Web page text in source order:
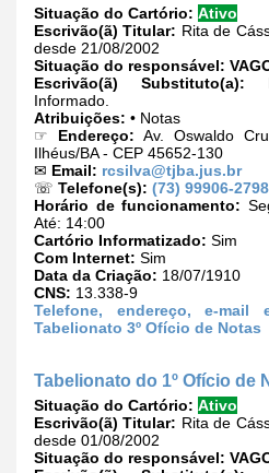
Situação do Cartório: Ativo
Escrivão(ã) Titular: Rita de
desde 21/08/2002
Situação do responsável:
Escrivão(ã) Substituto(a):
Informado.
Atribuições: • Notas
☞ Endereço: Av. Oswaldo
Ilhéus/BA - CEP 45652-130
✉ Email: rcsilva@tjba.jus.br
☏ Telefone(s): (73) 99906-2798
Horário de funcionamento:
Até: 14:00
Cartório Informatizado: Sim
Com Internet: Sim
Data da Criação: 18/07/1910
CNS: 13.338-9
Telefone, endereço, e-
Tabelionato 3º Ofício de Notas
Tabelionato do 1º Ofício de
Situação do Cartório: Ativo
Escrivão(ã) Titular: Rita de
desde 01/08/2002
Situação do responsável: